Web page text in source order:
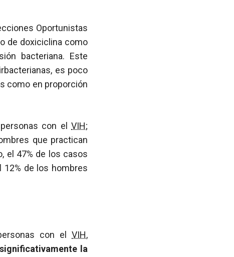
Oportunistas
de doxiciclina como
bacteriana. Este
es poco
como en proporción
con el VIH;
que practican
el 47% de los casos
12% de los hombres
con el VIH,
la